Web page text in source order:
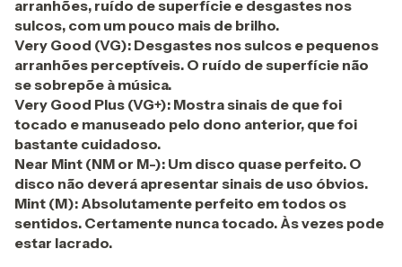
arranhões, ruído de superfície e desgastes nos
sulcos, com um pouco mais de brilho.
Very Good (VG): Desgastes nos sulcos e pequenos
arranhões perceptíveis. O ruído de superfície não
se sobrepõe à música.
Very Good Plus (VG+): Mostra sinais de que foi
tocado e manuseado pelo dono anterior, que foi
bastante cuidadoso.
Near Mint (NM or M-): Um disco quase perfeito. O
disco não deverá apresentar sinais de uso óbvios.
Mint (M): Absolutamente perfeito em todos os
sentidos. Certamente nunca tocado. Às vezes pode
estar lacrado.